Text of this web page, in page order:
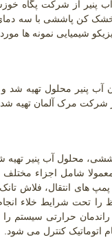
پنیر از شرکت پگاه
شیمیایی نمونه ها
آب پنیر محلول
شرکت مرک آلمان تهیه شد.
شامل اجزاء
پمپ های انتقال، فلاش
را تحت شرایط خلاء
حرارتی سیستم
اتوماتیک کنترل می شود.